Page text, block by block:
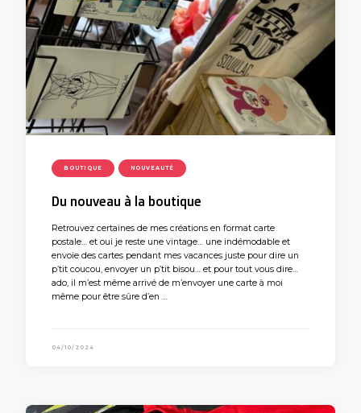
BOUTIQUE NOUVEAUTÉ
Du nouveau à la boutique
Retrouvez certaines de mes créations en format carte
postale… et oui je reste une vintage… une indémodable et
envoie des cartes pendant mes vacances juste pour dire un
p’tit coucou, envoyer un p’tit bisou… et pour tout vous dire…
ado, il m’est même arrivé de m’envoyer une carte à moi
même pour être sûre d’en …
04/10/2024